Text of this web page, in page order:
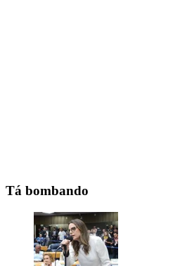
Tá bombando